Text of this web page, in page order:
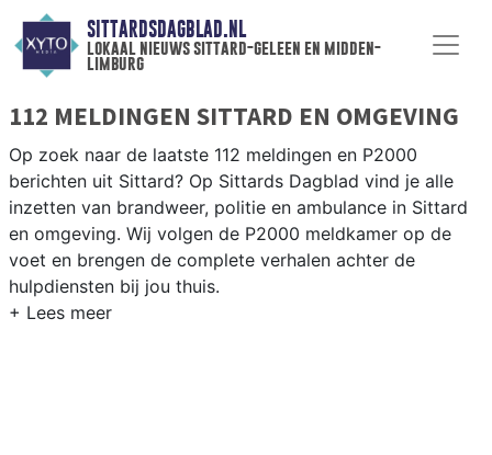
SITTARDSDAGBLAD.NL
lokaal nieuws sittard-geleen en midden-
limburg
112 MELDINGEN SITTARD EN OMGEVING
Op zoek naar de laatste 112 meldingen en P2000
berichten uit Sittard? Op Sittards Dagblad vind je alle
inzetten van brandweer, politie en ambulance in Sittard
en omgeving. Wij volgen de P2000 meldkamer op de
voet en brengen de complete verhalen achter de
hulpdiensten bij jou thuis.